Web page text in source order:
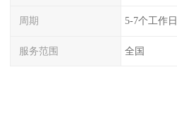
周期 5-7个工作日
服务范围 全国